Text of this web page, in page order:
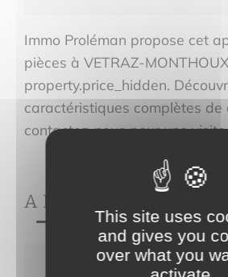
Immo Proléman propose cet
pièces à VETRAZ-
property.price_hidden.
caractéristiques complètes de
contactez-nous pour une visite.
A PROPOS DE
Nous devons vérifier votre
This site uses
and gives you
over what you